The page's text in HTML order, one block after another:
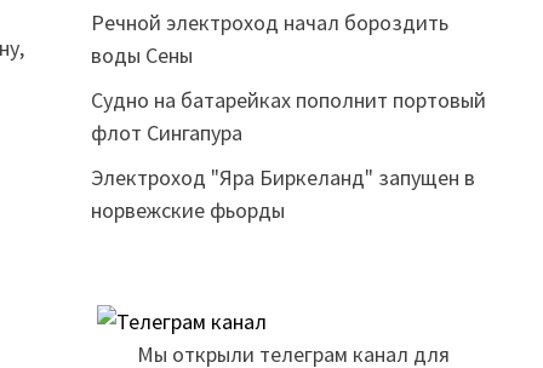
Речной электроход начал бороздить
воды Сены
Судно на батарейках пополнит портовый
флот Сингапура
Электроход "Яра Биркеланд" запущен в
норвежские фьорды
Мы открыли телеграм канал для